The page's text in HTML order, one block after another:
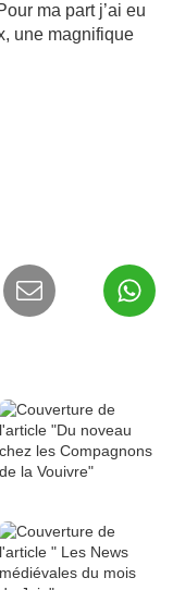
ma part j’ai eu
une magnifique